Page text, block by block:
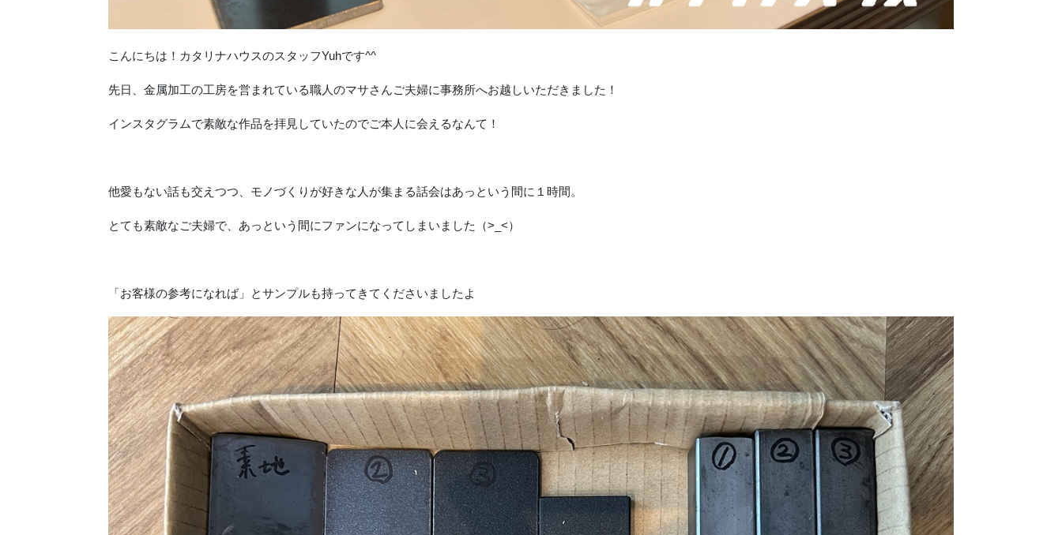
こんにちは！カタリナハウスのスタッフYuhです^^
先日、金属加工の工房を営まれている職人のマサさんご夫婦に事務所へお越しいただきました！
インスタグラムで素敵な作品を拝見していたのでご本人に会えるなんて！
他愛もない話も交えつつ、モノづくりが好きな人が集まる話会はあっという間に１時間。
とても素敵なご夫婦で、あっという間にファンになってしまいました（>_<）
「お客様の参考になれば」とサンプルも持ってきてくださいましたよ